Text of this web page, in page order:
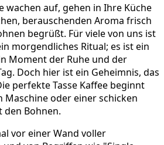
wachen auf, gehen in Ihre Küche
berauschenden Aroma frisch
begrüßt. Für viele von uns ist
morgendliches Ritual; es ist ein
Moment der Ruhe und der
Doch hier ist ein Geheimnis, das
perfekte Tasse Kaffee beginnt
oder einer schicken
den Bohnen.
vor einer Wand voller